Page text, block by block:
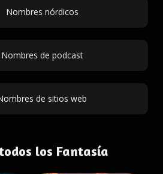
Nombres nórdicos
Nombres de podcast
de sitios web
los Fantasía